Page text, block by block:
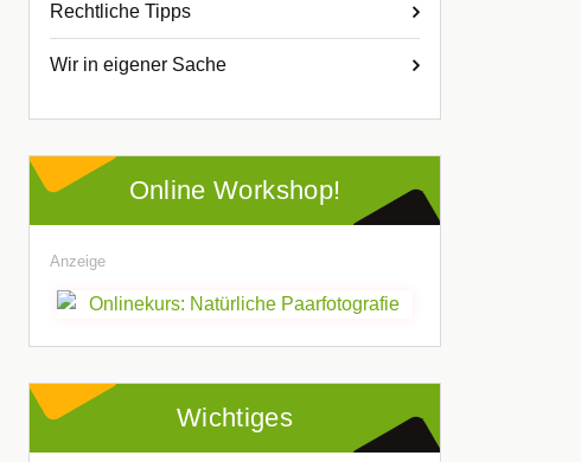
Rechtliche Tipps
Wir in eigener Sache
Online Workshop!
Anzeige
Wichtiges